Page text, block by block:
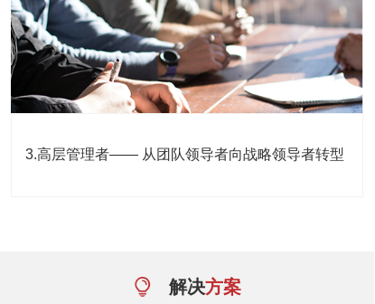
3.高层管理者—— 从团队领导者向战略领导者转型
解决方案